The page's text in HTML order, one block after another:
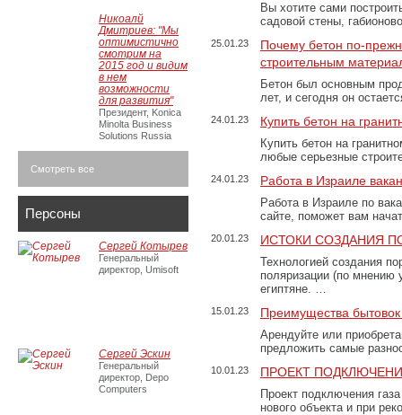
Вы хотите сами
садовой стены,
25.01.23
Почему бетон по-
строительным
Бетон был основным
лет, и сегодня он
24.01.23 Купить бетон на
Купить бетон на
любые серьезные
24.01.23 Работа в Израиле
Работа в Израиле по
сайте, поможет вам
20.01.23 ИСТОКИ СОЗДАНИЯ
Технологией создания
поляризации (по
египтяне. …
15.01.23 Преимущества
Арендуйте или
предложить самые
10.01.23 ПРОЕКТ
Проект подключения
нового объекта и при
Никоалй
Дмитриев: "Мы
оптимистично
смотрим на
2015 год и видим
в нем
возможности
для развития"
Президент, Konica
Minolta Business
Solutions Russia
Смотреть все
Персоны
Сергей Котырев
Генеральный
директор, Umisoft
Сергей Эскин
Генеральный
директор, Depo
Computers